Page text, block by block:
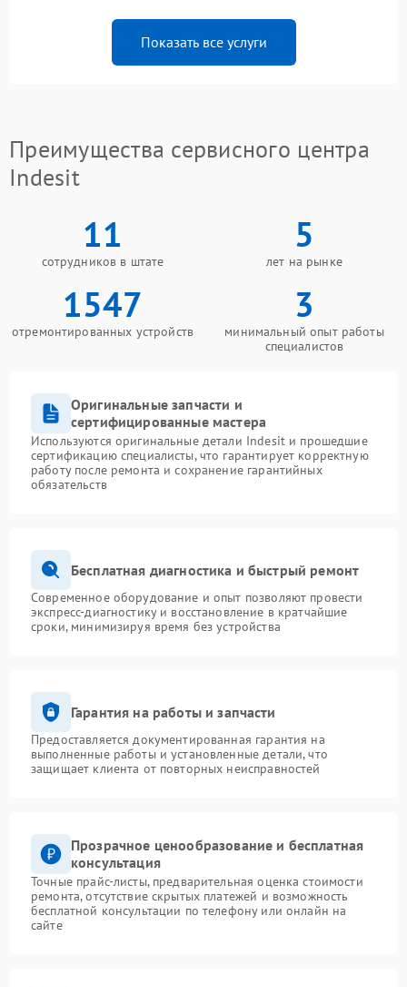
Показать все услуги
Преимущества сервисного центра
Indesit
11
сотрудников в штате
5
лет на рынке
1547
отремонтированных устройств
3
минимальный опыт работы
специалистов
Оригинальные запчасти и
сертифицированные мастера
Используются оригинальные детали Indesit и прошедшие
сертификацию специалисты, что гарантирует корректную
работу после ремонта и сохранение гарантийных
обязательств
Бесплатная диагностика и быстрый ремонт
Современное оборудование и опыт позволяют провести
экспресс-диагностику и восстановление в кратчайшие
сроки, минимизируя время без устройства
Гарантия на работы и запчасти
Предоставляется документированная гарантия на
выполненные работы и установленные детали, что
защищает клиента от повторных неисправностей
Прозрачное ценообразование и бесплатная
консультация
Точные прайс-листы, предварительная оценка стоимости
ремонта, отсутствие скрытых платежей и возможность
бесплатной консультации по телефону или онлайн на
сайте